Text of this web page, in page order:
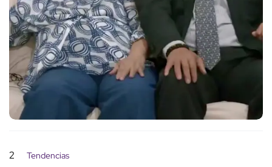
2 Tendencias